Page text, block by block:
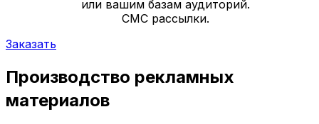
или вашим базам аудиторий.
СМС рассылки.
Заказать
Производство рекламных
материалов